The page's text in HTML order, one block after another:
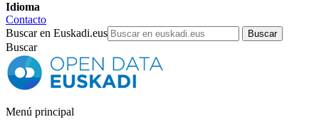
Idioma
Contacto
Buscar en Euskadi.eus
Buscar
Menú principal